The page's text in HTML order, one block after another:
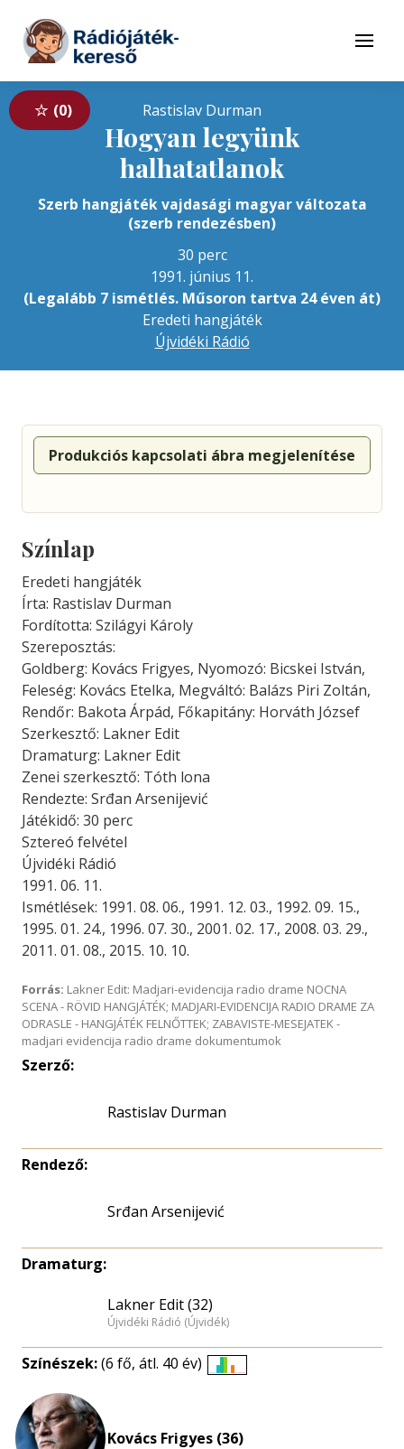
Tovább a tartalomhoz
Menü
0 Rastislav Durman
Hogyan legyünk
halhatatlanok
Szerb hangjáték vajdasági magyar változata
(szerb rendezésben)
30 perc
1991. június 11.
(Legalább 7 ismétlés. Műsoron tartva 24 éven át)
Eredeti hangjáték
Újvidéki Rádió
Produkciós kapcsolati ábra megjelenítése
Színlap
Eredeti hangjáték
Írta: Rastislav Durman
Fordította: Szilágyi Károly
Szereposztás:
Goldberg: Kovács Frigyes, Nyomozó: Bicskei István,
Feleség: Kovács Etelka, Megváltó: Balázs Piri Zoltán,
Rendőr: Bakota Árpád, Főkapitány: Horváth József
Szerkesztő: Lakner Edit
Dramaturg: Lakner Edit
Zenei szerkesztő: Tóth lona
Rendezte: Srđan Arsenijević
Játékidő: 30 perc
Sztereó felvétel
Újvidéki Rádió
1991. 06. 11.
Ismétlések: 1991. 08. 06., 1991. 12. 03., 1992. 09. 15.,
1995. 01. 24., 1996. 07. 30., 2001. 02. 17., 2008. 03. 29.,
2011. 01. 08., 2015. 10. 10.
Forrás: Lakner Edit: Madjari-evidencija radio drame NOCNA
SCENA - RÖVID HANGJÁTÉK; MADJARI-EVIDENCIJA RADIO DRAME ZA
ODRASLE - HANGJÁTÉK FELNŐTTEK; ZABAVISTE-MESEJATEK -
madjari evidencija radio drame dokumentumok
Szerző:
Rastislav Durman
Rendező:
Srđan Arsenijević
Dramaturg:
Lakner Edit (32)
Újvidéki Rádió (Újvidék)
Színészek:(6 fő, átl. 40 év)
Kovács Frigyes (36)